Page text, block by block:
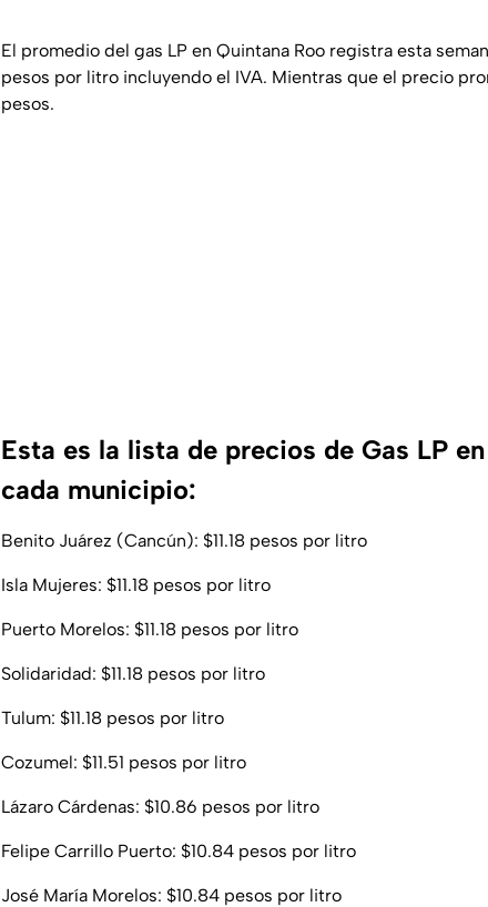
El promedio del gas LP en Quintana Roo registra esta
pesos por litro incluyendo el IVA. Mientras que el precio
pesos.
Esta es la lista de precios de Gas LP
cada municipio:
Benito Juárez (Cancún): $11.18 pesos por litro
Isla Mujeres: $11.18 pesos por litro
Puerto Morelos: $11.18 pesos por litro
Solidaridad: $11.18 pesos por litro
Tulum: $11.18 pesos por litro
Cozumel: $11.51 pesos por litro
Lázaro Cárdenas: $10.86 pesos por litro
Felipe Carrillo Puerto: $10.84 pesos por litro
José María Morelos: $10.84 pesos por litro